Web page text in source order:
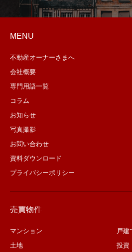
MENU
不動産オーナーさまへ
会社概要
専門用語一覧
コラム
お知らせ
写真撮影
お問い合わせ
資料ダウンロード
プライバシーポリシー
売買物件
マンション
戸建
土地
投資